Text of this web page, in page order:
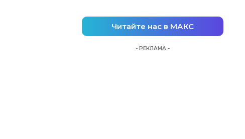
Читайте нас в МАКС
- РЕКЛАМА -